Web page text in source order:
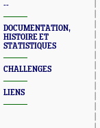
--
DOCUMENTATION,
HISTOIRE ET
STATISTIQUES
CHALLENGES
LIENS